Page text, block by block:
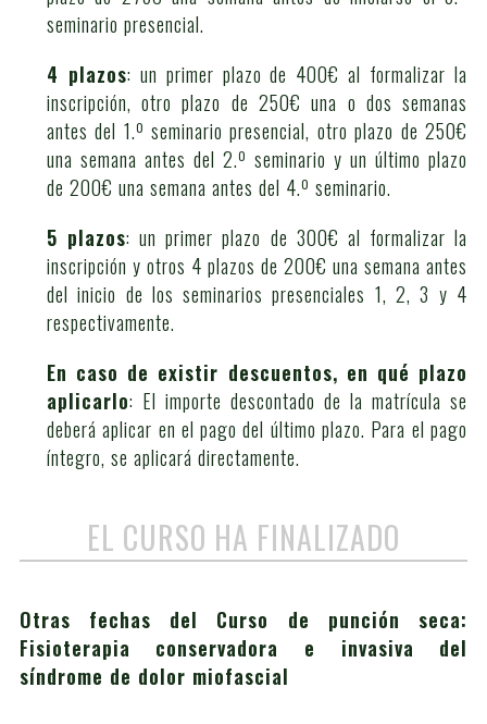
seminario presencial.
4 plazos: un primer plazo de 400€ al formalizar la
inscripción, otro plazo de 250€ una o dos semanas
antes del 1.º seminario presencial, otro plazo de 250€
una semana antes del 2.º seminario y un último plazo
de 200€ una semana antes del 4.º seminario.
5 plazos: un primer plazo de 300€ al formalizar la
inscripción y otros 4 plazos de 200€ una semana antes
del inicio de los seminarios presenciales 1, 2, 3 y 4
respectivamente.
En caso de existir descuentos, en qué plazo
aplicarlo: El importe descontado de la matrícula se
deberá aplicar en el pago del último plazo. Para el pago
íntegro, se aplicará directamente.
EL CURSO HA FINALIZADO
Otras fechas del Curso de punción seca:
Fisioterapia conservadora e invasiva del
síndrome de dolor miofascial